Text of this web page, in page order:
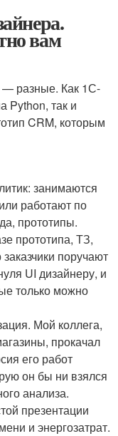
вам
— разные. Как 1С-
Python, так и
CRM, которым
занимаются
работают по
прототипы.
прототипа, ТЗ,
поручают
UI дизайнеру, и
только можно
Мой коллега,
прокачал
его работ
он бы ни взялся
анализа.
презентации
и энергозатрат.